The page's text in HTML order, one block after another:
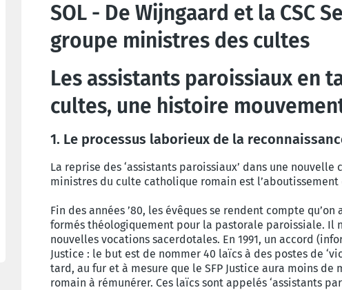
SOL - De Wijngaard et la CSC
groupe ministres des cultes
Les assistants paroissiaux en
cultes, une histoire
1. Le processus laborieux de la
La reprise des ‘assistants paroissiaux’ dans une
ministres du culte catholique romain est l’aboutissement
Fin des années ’80, les évêques se rendent compte
formés théologiquement pour la pastorale paroissiale. Il
nouvelles vocations sacerdotales. En 1991, un accord
Justice : le but est de nommer 40 laïcs à des postes de
tard, au fur et à mesure que le SFP Justice aura moins
romain à rémunérer. Ces laïcs sont appelés ‘assistants